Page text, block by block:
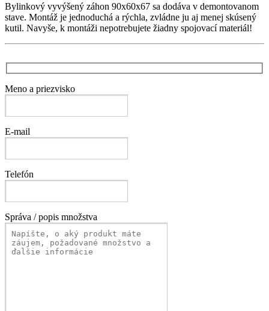
Bylinkový vyvýšený záhon 90x60x67 sa dodáva v demontovanom
stave. Montáž je jednoduchá a rýchla, zvládne ju aj menej skúsený
kutil. Navyše, k montáži nepotrebujete žiadny spojovací materiál!
Meno a priezvisko
E-mail
Telefón
Správa / popis množstva